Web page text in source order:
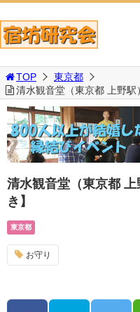
TOP
東京都
清水観音堂（東京都 上野駅
清水観音堂（東京都
き】
東京都
お守り